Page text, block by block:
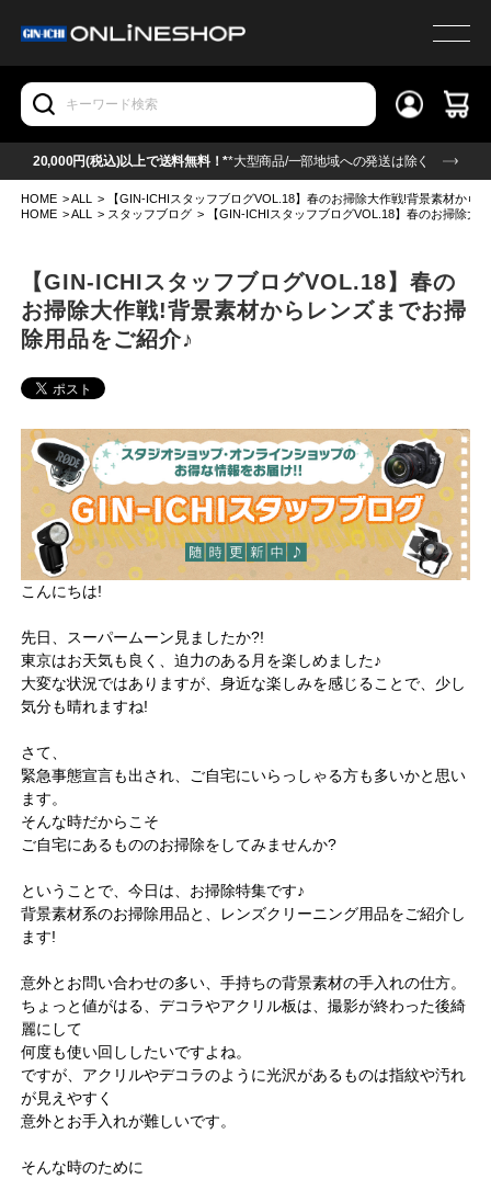
20,000円(税込)以上で送料無料！**大型商品/一部地域への発送は除く
HOME >ALL >
【GIN-ICHIスタッフブログVOL.18】春のお掃除大作戦!背景素材から
HOME >ALL > スタッフブログ > 【GIN-ICHIスタッフブログVOL.18】春のお掃除大
【GIN-ICHIスタッフブログVOL.18】春の
お掃除大作戦!背景素材からレンズまでお掃
除用品をご紹介♪
こんにちは!
先日、スーパームーン見ましたか?!
東京はお天気も良く、迫力のある月を楽しめました♪
大変な状況ではありますが、身近な楽しみを感じることで、少し
気分も晴れますね!
さて、
緊急事態宣言も出され、ご自宅にいらっしゃる方も多いかと思い
ます。
そんな時だからこそ
ご自宅にあるもののお掃除をしてみませんか?
ということで、今日は、お掃除特集です♪
背景素材系のお掃除用品と、レンズクリーニング用品をご紹介し
ます!
意外とお問い合わせの多い、手持ちの背景素材の手入れの仕方。
ちょっと値がはる、デコラやアクリル板は、撮影が終わった後綺
麗にして
何度も使い回ししたいですよね。
ですが、アクリルやデコラのように光沢があるものは指紋や汚れ
が見えやすく
意外とお手入れが難しいです。
そんな時のために